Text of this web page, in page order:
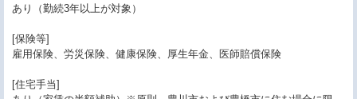
あり（勤続3年以上が対象）
[保険等]
雇用保険、労災保険、健康保険、厚生年金、医師賠償保険
[住宅手当]